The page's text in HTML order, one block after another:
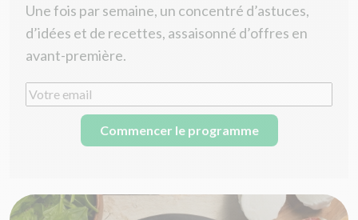
Une fois par semaine, un concentré d’astuces,
d’idées et de recettes, assaisonné d’offres en
avant-première.
Commencer le programme